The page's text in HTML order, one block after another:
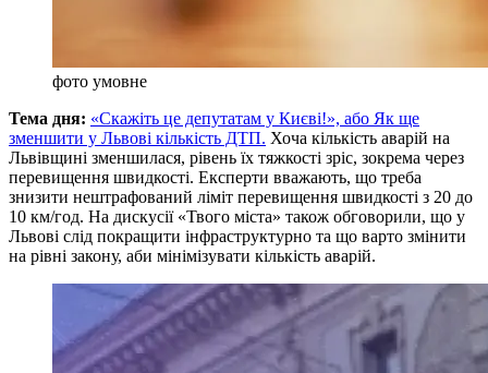
фото умовне
Тема дня: «Скажіть це депутатам у Києві!», або Як ще
зменшити у Львові кількість ДТП. Хоча кількість аварій на
Львівщині зменшилася, рівень їх тяжкості зріс, зокрема через
перевищення швидкості. Експерти вважають, що треба
знизити нештрафований ліміт перевищення швидкості з 20 до
10 км/год. На дискусії «Твого міста» також обговорили, що у
Львові слід покращити інфраструктурно та що варто змінити
на рівні закону, аби мінімізувати кількість аварій.